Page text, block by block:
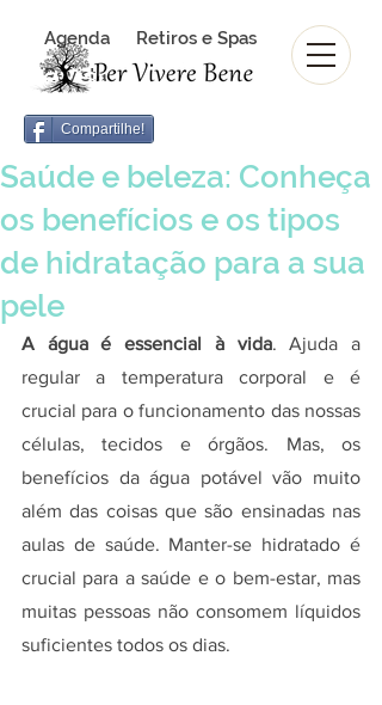
Agenda
Revista
Retiros e Spas
Revista Per Vivere Bene
Compartilhe!
Saúde e beleza: Conheça
os benefícios e os tipos
de hidratação para a sua
pele
A água é essencial à vida. Ajuda a
regular a temperatura corporal e é
crucial para o funcionamento das nossas
células, tecidos e órgãos. Mas, os
benefícios da água potável vão muito
além das coisas que são ensinadas nas
aulas de saúde. Manter-se hidratado é
crucial para a saúde e o bem-estar, mas
muitas pessoas não consomem líquidos
suficientes todos os dias.